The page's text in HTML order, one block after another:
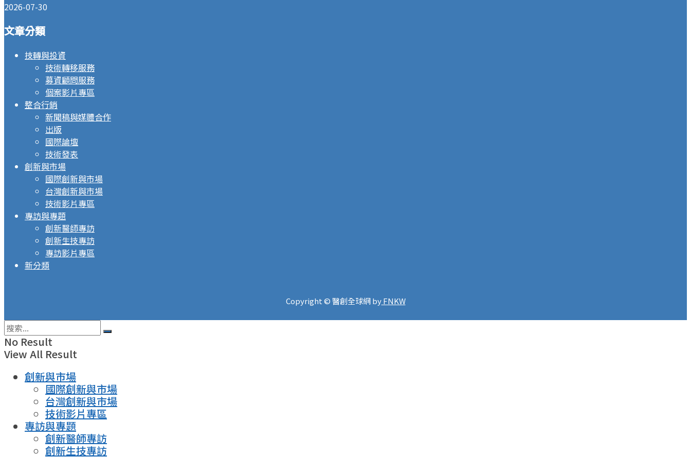
2026-07-30
文章分類
技轉與投資
技術轉移服務
募資顧問服務
個案影片專區
整合行銷
新聞稿與媒體合作
出版
國際論壇
技術發表
創新與市場
國際創新與市場
台灣創新與市場
技術影片專區
專訪與專題
創新醫師專訪
創新生技專訪
專訪影片專區
新分類
Copyright © 醫創全球網 byFNKW
No Result
View All Result
創新與市場
國際創新與市場
台灣創新與市場
技術影片專區
專訪與專題
創新醫師專訪
創新生技專訪